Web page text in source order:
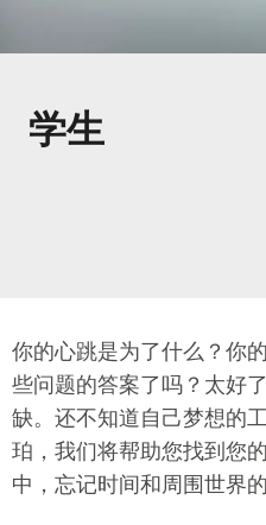
学生
你的心跳是为了什么？你的激情是什么？已经知道这
些问题的答案了吗？太好
缺。还不知道自己梦想的
珀，我们将帮助您找到您
中，忘记时间和周围世界的